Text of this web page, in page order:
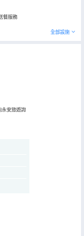
餐服務
全部設施
永安旅遊詢